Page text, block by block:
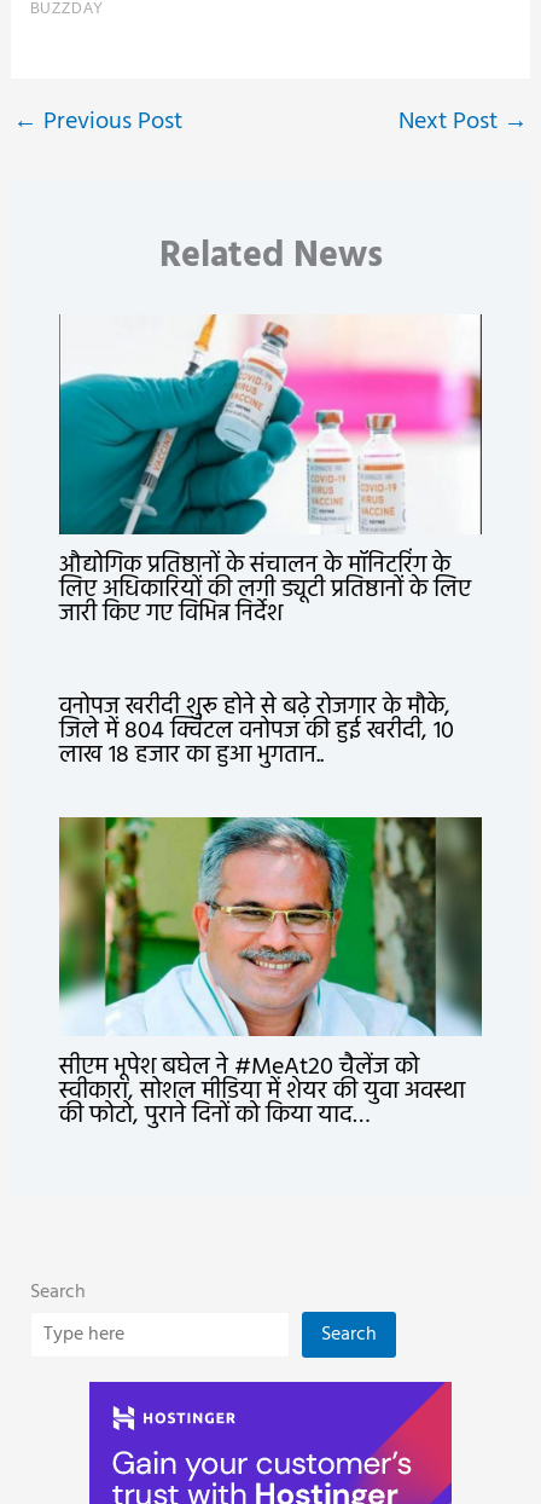
← Previous Post Next Post →
Related News
औद्योगिक प्रतिष्ठानों के संचालन के मॉनिटरिंग के
लिए अधिकारियों की लगी ड्यूटी प्रतिष्ठानों के लिए
जारी किए गए विभिन्न निर्देश
वनोपज खरीदी शुरू होने से बढ़े रोजगार के मौके,
जिले में 804 क्विंटल वनोपज की हुई खरीदी, 10
लाख 18 हजार का हुआ भुगतान..
सीएम भूपेश बघेल ने #MeAt20 चैलेंज को
स्वीकारा, सोशल मीडिया में शेयर की युवा अवस्था
की फोटो, पुराने दिनों को किया याद…
Search
Search